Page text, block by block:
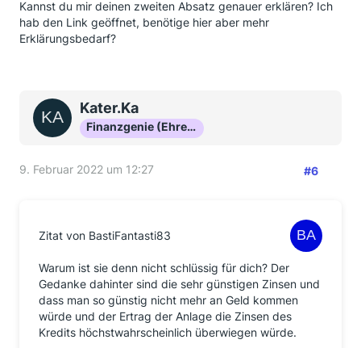
Kannst du mir deinen zweiten Absatz genauer erklären? Ich
hab den Link geöffnet, benötige hier aber mehr
Erklärungsbedarf?
Kater.Ka
Finanzgenie (Ehrenmitglied)
9. Februar 2022 um 12:27 #6
Zitat von BastiFantasti83
Warum ist sie denn nicht schlüssig für dich? Der
Gedanke dahinter sind die sehr günstigen Zinsen und
dass man so günstig nicht mehr an Geld kommen
würde und der Ertrag der Anlage die Zinsen des
Kredits höchstwahrscheinlich überwiegen würde.